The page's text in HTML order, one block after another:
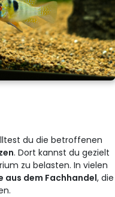
du die betroffenen
. Dort kannst du gezielt
zu belasten. In vielen
aus dem Fachhandel, die